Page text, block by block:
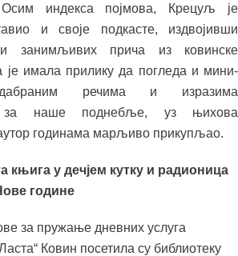
индекса појмова, Крецуљ је
и своје подкасте, издвојивши
занимљивих прича из ковинске
је имала прилику да погледа и мини-
речима и изразима
за наше поднебље, уз њихова
годинама марљиво прикупљао.
књига у дечјем кутку и радионица
године
за пружање дневних услуга
Ковин посетила су библиотеку